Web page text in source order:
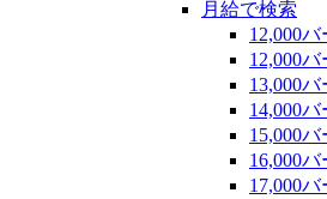
月給で検索
12,000
12,000バ
13,000バ
14,000バ
15,000バ
16,000バ
17,000バ